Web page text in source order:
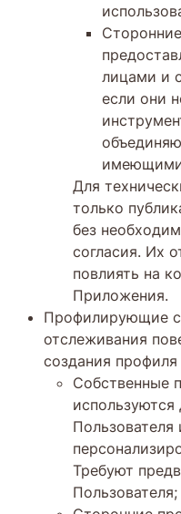
лицами и
если они
Для
только
без
согласия. Их
повлиять на
Приложения.
Профилирующие
отслеживания
создания
Собственные
Пользователя
Требуют
Пользователя;